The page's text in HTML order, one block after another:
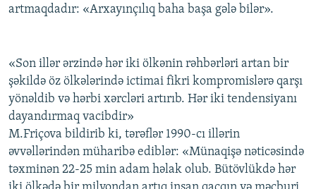
artmaqdadır: «Arxayınçılıq baha başa gələ bilər».
«Son illər ərzində hər iki ölkənin rəhbərləri artan bir
şəkildə öz ölkələrində ictimai fikri kompromislərə qarşı
yönəldib və hərbi xərcləri artırıb. Hər iki tendensiyanı
dayandırmaq vacibdir»
M.Friçova bildirib ki, tərəflər 1990-cı illərin
əvvəllərindən müharibə ediblər: «Münaqişə nəticəsində
təxminən 22-25 min adam həlak olub. Bütövlükdə hər